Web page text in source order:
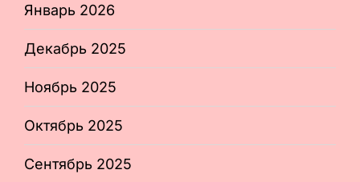
Январь 2026
Декабрь 2025
Ноябрь 2025
Октябрь 2025
Сентябрь 2025